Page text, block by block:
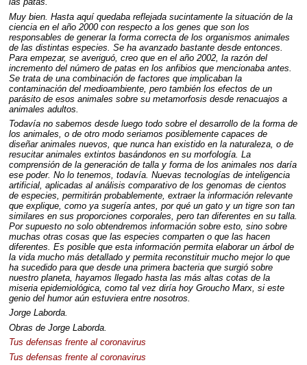
Muy bien. Hasta aquí quedaba reflejada sucintamente la situación de la
ciencia en el año 2000 con respecto a los genes que son los
responsables de generar la forma correcta de los organismos animales
de las distintas especies. Se ha avanzado bastante desde entonces.
Para empezar, se averiguó, creo que en el año 2002, la razón del
incremento del número de patas en los anfibios que mencionaba antes.
Se trata de una combinación de factores que implicaban la
contaminación del medioambiente, pero también los efectos de un
parásito de esos animales sobre su metamorfosis desde renacuajos a
animales adultos.
Todavía no sabemos desde luego todo sobre el desarrollo de la forma de
los animales, o de otro modo seriamos posiblemente capaces de
diseñar animales nuevos, que nunca han existido en la naturaleza, o de
resucitar animales extintos basándonos en su morfología. La
comprensión de la generación de talla y forma de los animales nos daría
ese poder. No lo tenemos, todavía. Nuevas tecnologías de inteligencia
artificial, aplicadas al análisis comparativo de los genomas de cientos
de especies, permitirán probablemente, extraer la información relevante
que explique, como ya sugería antes, por qué un gato y un tigre son tan
similares en sus proporciones corporales, pero tan diferentes en su talla.
Por supuesto no solo obtendremos información sobre esto, sino sobre
muchas otras cosas que las especies comparten o que las hacen
diferentes. Es posible que esta información permita elaborar un árbol de
la vida mucho más detallado y permita reconstituir mucho mejor lo que
ha sucedido para que desde una primera bacteria que surgió sobre
nuestro planeta, hayamos llegado hasta las más altas cotas de la
miseria epidemiológica, como tal vez diría hoy Groucho Marx, si este
genio del humor aún estuviera entre nosotros.
Jorge Laborda.
Obras de Jorge Laborda.
Tus defensas frente al coronavirus
Tus defensas frente al coronavirus